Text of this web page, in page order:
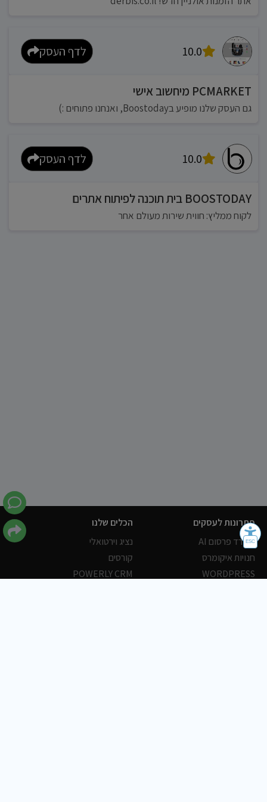
10.0 לדף העסק
PCMARKET מיחשוב אישי
גם העסק שלנו מופיע בBoostoday, ואנחנו פתוחים :)
10.0 לדף העסק
BOOSTODAY בית תוכנה לפיתוח אתרים
לקוח ממליץ: חווית שירות מעולם אחר
פתרונות לעסקים
משרד פרסום AI
חנויות איקומרס
WORDPRESS
הכלים שלנו
נציג וירטואלי
קורסים
POWERLY CRM